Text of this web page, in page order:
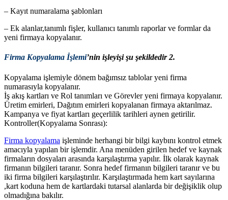
– Kayıt numaralama şablonları
– Ek alanlar,tanımlı fişler, kullanıcı tanımlı raporlar ve formlar da
yeni firmaya kopyalanır.
Firma Kopyalama İşlemi’nin işleyişi şu şekildedir 2.
Kopyalama işlemiyle dönem bağımsız tablolar yeni firma
numarasıyla kopyalanır.
İş akış kartları ve Rol tanımları ve Görevler yeni firmaya kopyalanır.
Üretim emirleri, Dağıtım emirleri kopyalanan firmaya aktarılmaz.
Kampanya ve fiyat kartları geçerlilik tarihleri aynen getirilir.
Kontroller(Kopyalama Sonrası):
Firma kopyalama işleminde herhangi bir bilgi kaybını kontrol etmek
amacıyla yapılan bir işlemdir. Ana menüden girilen hedef ve kaynak
firmaların dosyaları arasında karşılaştırma yapılır. İlk olarak kaynak
firmanın bilgileri taranır. Sonra hedef firmanın bilgileri taranır ve bu
iki firma bilgileri karşılaştırılır. Karşılaştırmada hem kart sayılarına
,kart koduna hem de kartlardaki tutarsal alanlarda bir değişiklik olup
olmadığına bakılır.